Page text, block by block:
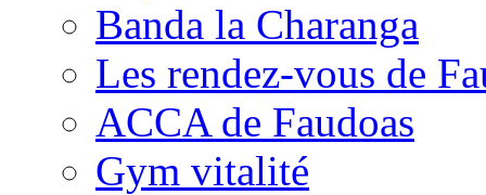
Banda la Charanga
Les rendez-vous de
ACCA de Faudoas
Gym vitalité